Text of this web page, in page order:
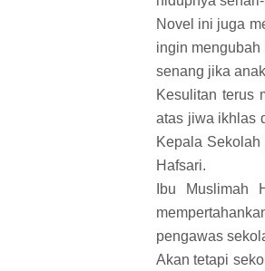
Novel ini juga
ingin
senang jika
Kesulitan terus
atas jiwa ikhlas
Kepala
Hafsari.
Ibu Muslimah
pengawas
Akan tetapi